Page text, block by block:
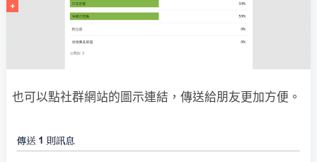
也可以點社群網站的圖示連結，傳送給朋友更加方便。